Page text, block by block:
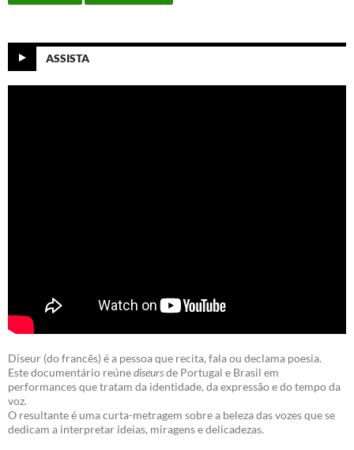
ASSISTA
Diseur (do francês) é a pessoa que recita, fala ou declama poesia.
Este documentário reúnediseursde Portugal e Brasil em
performances que tratam da identidade, da expressão e do tempo da
voz.
O resultante é uma curta-metragem sobre a beleza das vozes que se
dedicam a interpretar ideias, miragens e delicadezas.